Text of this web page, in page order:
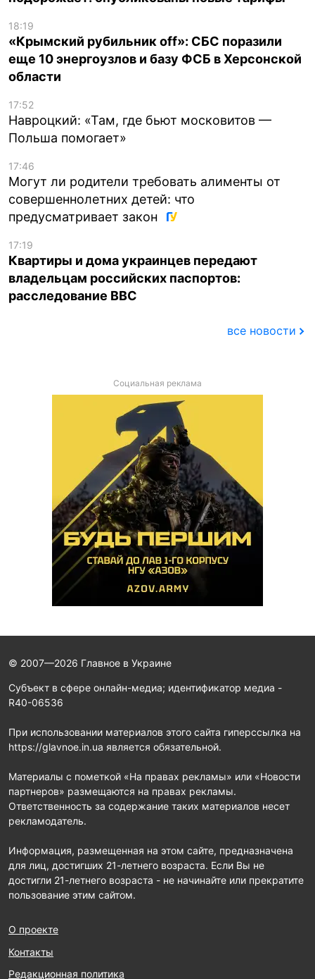
18:19
«Крымский рубильник off»: СБС поразили
еще 10 энергоузлов и базу ФСБ в Херсонской
области
17:52
Навроцкий: «Там, где бьют московитов —
Польша помогает»
17:46
Могут ли родители требовать алименты от
совершеннолетних детей: что
предусматривает закон
17:19
Квартиры и дома украинцев передают
владельцам российских паспортов:
расследование BBC
все новости
Социальная реклама
© 2007—2026 Главное в Украине
Субъект в сфере онлайн-медиа; идентификатор медиа -
R40-06536
При использовании материалов этого сайта гиперссылка на
https://glavnoe.in.ua является обязательной.
Материалы с пометкой «На правах рекламы» или «Новости
партнеров» размещаются на правах рекламы.
Ответственность за содержание таких материалов несет
рекламодатель.
Информация, размещенная на этом сайте, предназначена
для лиц, достигших 21-летнего возраста. Если Вы не
достигли 21-летнего возраста - не начинайте или прекратите
пользование этим сайтом.
О проекте
Контакты
Редакционная политика